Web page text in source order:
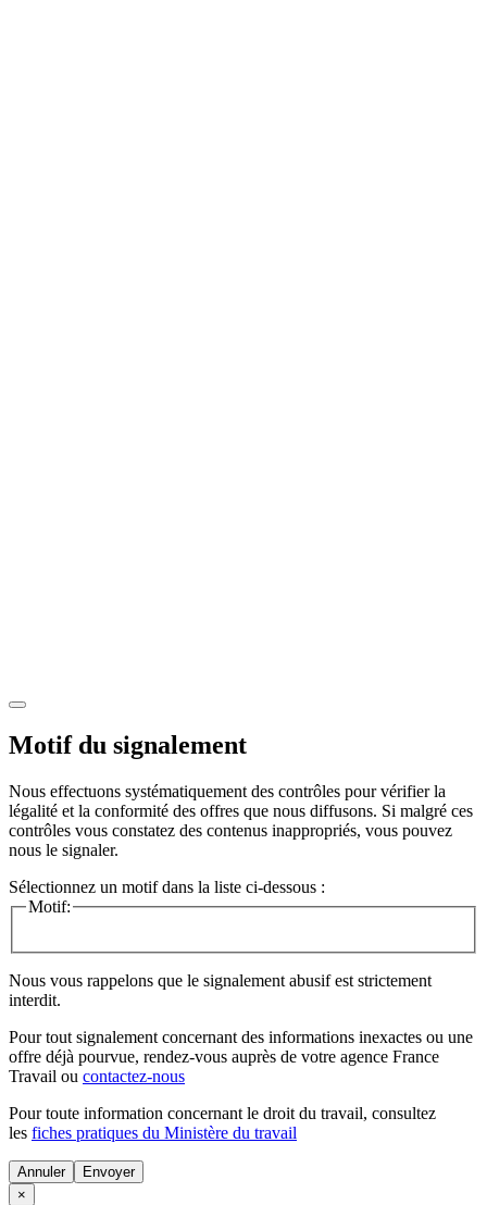
Motif du signalement
Nous effectuons systématiquement des contrôles pour vérifier la
légalité et la conformité des offres que nous diffusons. Si malgré ces
contrôles vous constatez des contenus inappropriés, vous pouvez
nous le signaler.
Sélectionnez un motif dans la liste ci-dessous :
Motif:
Nous vous rappelons que le signalement abusif est strictement
interdit.
Pour tout signalement concernant des informations inexactes ou une
offre déjà pourvue, rendez-vous auprès de votre agence France
Travail ou contactez-nous
Pour toute information concernant le droit du travail, consultez
les fiches pratiques du Ministère du travail
Annuler
×